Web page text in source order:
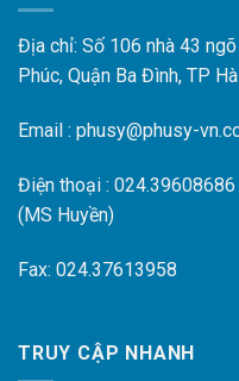
Địa chỉ: Số 106 nhà 43
Phúc, Quận Ba Đình, TP
Email : phusy@phusy-
Điện thoại :
(MS Huyền)
Fax: 024.37613958
TRUY CẬP NHANH